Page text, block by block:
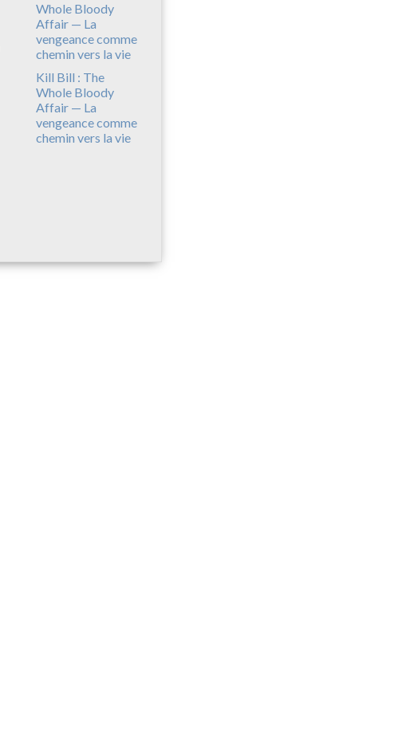
Kill Bill : The
Whole Bloody
Affair — La
vengeance comme
chemin vers la vie